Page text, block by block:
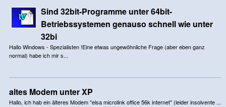
Sind 32bit-Programme unter 64bit-
Betriebssystemen genauso schnell wie unter
32bi
Hallo Windows - Spezialisten !Eine etwas ungewöhnliche Frage (aber eben ganz
normal) habe ich mir s...
altes Modem unter XP
Hallo, ich hab ein älteres Modem "elsa microlink office 56k internet" (leider insolvente ...